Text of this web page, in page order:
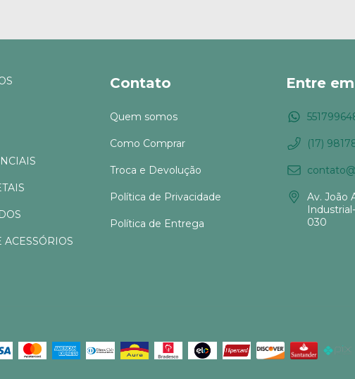
ACESSÓRIOS
Contato
Quem somos
Como Comprar
Troca e Devolução
Política de Privacidade
Política de Entrega
Entre
(17)
Av. João
030